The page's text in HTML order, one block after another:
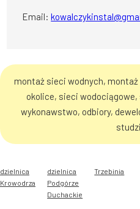
Email:
montaż sieci wodnych,
okolice, sieci
wykonawstwo, odbiory,
dzielnica
Krowodrza
dzielnica
Podgórze
Duchackie
Trzebinia